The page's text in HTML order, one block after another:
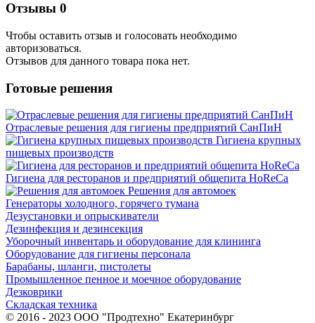
Отзывы 0
Чтобы оcтавить отзыв и голосовать необходимо
авторизоваться.
Отзывов для данного товара пока нет.
Готовые решения
Отраслевые решения для гигиены предприятий СанПиН
Гигиена крупных
пищевых производств
Гигиена для ресторанов и предприятий общепита HoReCa
Решения для автомоек
Генераторы холодного, горячего тумана
Дезустановки и опрыскиватели
Дезинфекция и дезинсекция
Уборочный инвентарь и оборудование для клининга
Оборудование для гигиены персонала
Барабаны, шланги, пистолеты
Промышленное пенное и моечное оборудование
Дезковрики
Складская техника
© 2016 - 2023 ООО "Продтехно" Екатеринбург